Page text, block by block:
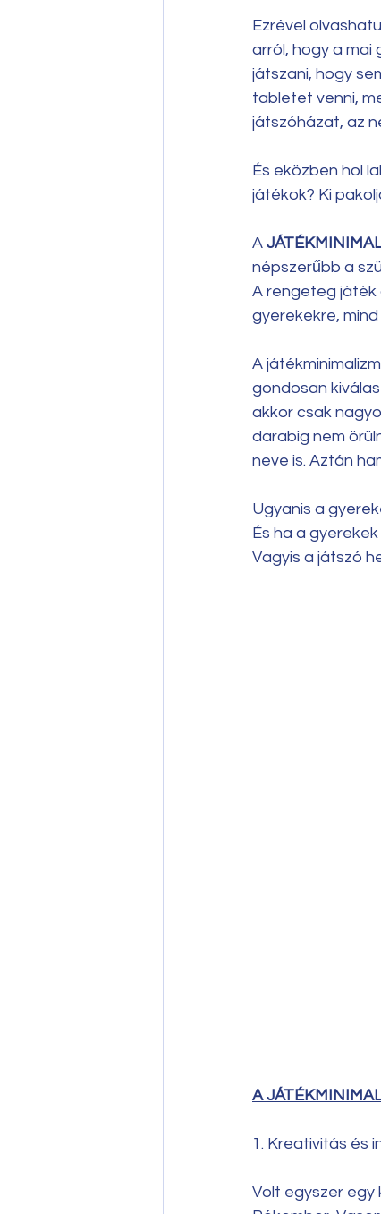
Ezrével
arról, hogy a mai
játszani, hogy
tabletet venni,
játszóházat, az
És eközben hol
játékok? Ki
A
népszerűbb a
A rengeteg játék
gyerekekre,
A
gondosan
akkor csak
darabig nem
neve is. Aztán
Ugyanis a
És ha a
Vagyis a játszó
A
1. Kreativitás és
Volt egyszer egy